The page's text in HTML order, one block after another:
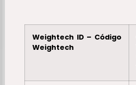
Weightech ID – Código
Weightech